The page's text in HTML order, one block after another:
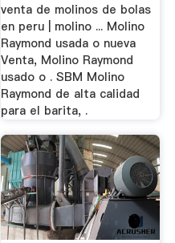
venta de molinos de bolas
en peru | molino ... Molino
Raymond usada o nueva
Venta, Molino Raymond
usado o . SBM Molino
Raymond de alta calidad
para el barita, .